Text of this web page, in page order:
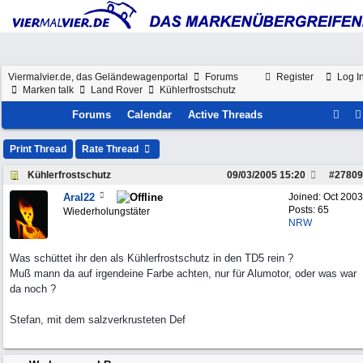
Register Log
Viermalvier.de, das Geländewagenportal
Forums
Marken talk
Land Rover Kühlerfrostschutz
Forums Calendar Active Threads
Print Thread Rate Thread
Kühlerfrostschutz #27809
09/03/2005 15:20
Joined: Oct 2003
Posts: 65
NRW
Aral22
Wiederholungstäter
Was schüttet ihr den als Kühlerfrostschutz in den TD5 rein ?
Muß mann da auf irgendeine Farbe achten, nur für Alumotor, oder was war
da noch ?
Stefan, mit dem salzverkrusteten Def